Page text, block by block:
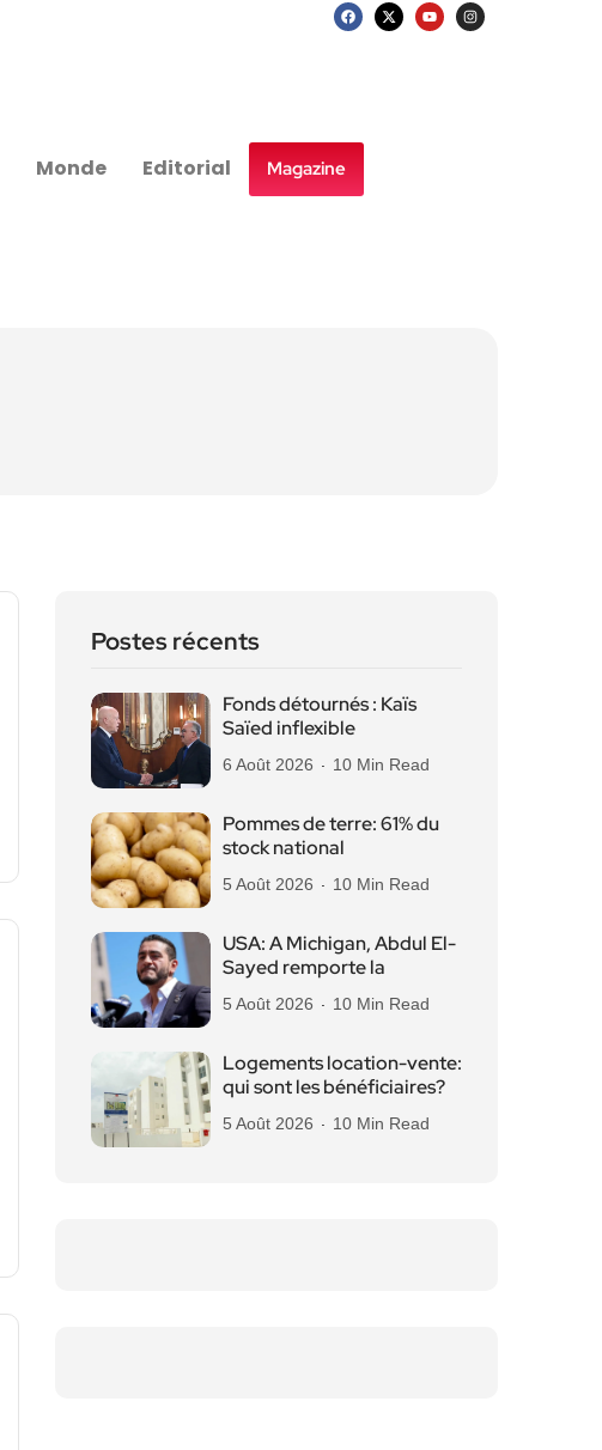
Monde Editorial Magazine
Postes récents
Fonds détournés : Kaïs
Saïed inflexible
6 Août 2026 10 Min Read
Pommes de terre: 61% du
stock national
5 Août 2026 10 Min Read
USA: A Michigan, Abdul El-
Sayed remporte la
5 Août 2026 10 Min Read
Logements location-vente:
qui sont les bénéficiaires?
5 Août 2026 10 Min Read